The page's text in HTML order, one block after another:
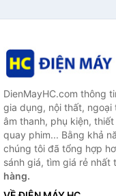
DienMayHC.com thông
gia dụng, nội thất,
âm thanh, phụ kiện,
quay phim... Bằng khả
chúng tôi đã tổng hợp
sánh giá, tìm giá rẻ nhất
hàng.